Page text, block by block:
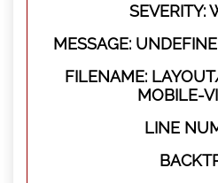
SEVERITY:
MESSAGE:
FILENAME:
MOBILE-
LINE